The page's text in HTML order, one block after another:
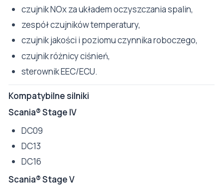
czujnik NOx za układem oczyszczania spalin,
zespół czujników temperatury,
czujnik jakości i poziomu czynnika roboczego,
czujnik różnicy ciśnień,
sterownik EEC/ECU.
Kompatybilne silniki
Scania® Stage IV
DC09
DC13
DC16
Scania® Stage V